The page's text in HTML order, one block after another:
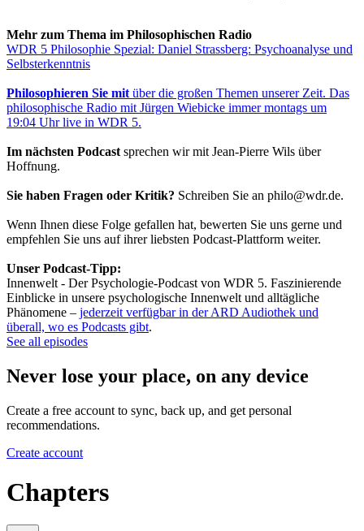
Mehr zum Thema im Philosophischen Radio
WDR 5 Philosophie Spezial: Daniel Strassberg: Psychoanalyse und
Selbsterkenntnis
Philosophieren Sie mit über die großen Themen unserer Zeit. Das
philosophische Radio mit Jürgen Wiebicke immer montags um
19:04 Uhr live in WDR 5.
Im nächsten Podcast sprechen wir mit Jean-Pierre Wils über
Hoffnung.
Sie haben Fragen oder Kritik? Schreiben Sie an philo@wdr.de.
Wenn Ihnen diese Folge gefallen hat, bewerten Sie uns gerne und
empfehlen Sie uns auf ihrer liebsten Podcast-Plattform weiter.
Unser Podcast-Tipp:
Innenwelt - Der Psychologie-Podcast von WDR 5. Faszinierende
Einblicke in unsere psychologische Innenwelt und alltägliche
Phänomene – jederzeit verfügbar in der ARD Audiothek und
überall, wo es Podcasts gibt.
See all episodes
Never lose your place, on any device
Create a free account to sync, back up, and get personal
recommendations.
Create account
Chapters